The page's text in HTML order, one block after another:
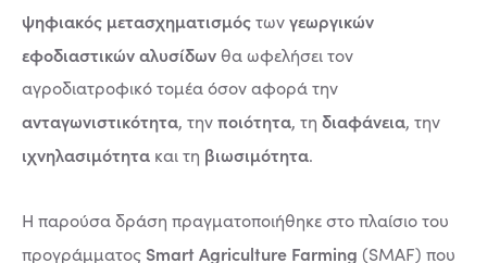
ψηφιακός μετασχηματισμόςτωνγεωργικών
εφοδιαστικών αλυσίδων θα ωφελήσει τον
αγροδιατροφικό τομέα όσον αφορά την
ανταγωνιστικότητα, τηνποιότητα, τη διαφάνεια, την
ιχνηλασιμότητα και τη βιωσιμότητα.
Η παρούσα δράση πραγματοποιήθηκε στο πλαίσιο του
προγράμματος Smart Agriculture Farming (SMAF) που